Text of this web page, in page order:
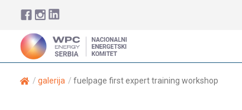
galerija fuelpage first expert training workshop